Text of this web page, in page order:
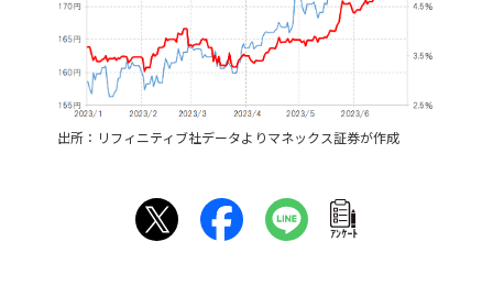
出所：リフィニティブ社データよりマネックス証券が作成
ｱﾝｹｰﾄ